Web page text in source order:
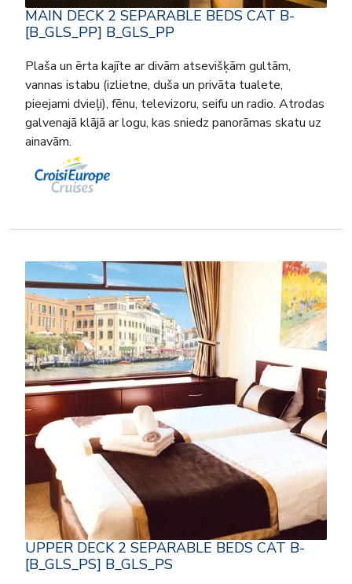
MAIN DECK 2 SEPARABLE BEDS CAT B-
[B_GLS_PP] B_GLS_PP
Plaša un ērta kajīte ar divām atsevišķām gultām,
vannas istabu (izlietne, duša un privāta tualete,
pieejami dvieļi), fēnu, televizoru, seifu un radio. Atrodas
galvenajā klājā ar logu, kas sniedz panorāmas skatu uz
ainavām.
UPPER DECK 2 SEPARABLE BEDS CAT B-
[B_GLS_PS] B_GLS_PS